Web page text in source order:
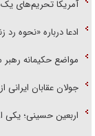
آمریکا تحریم‌های
ادعا درباره «نحوه
مواضع حکیمانه
جولان عقابان
اربعین حسینی؛ یکی